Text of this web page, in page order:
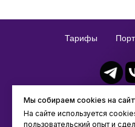
Мы собираем cookies на
На сайте используется
пользовательский опыт и
Тарифы